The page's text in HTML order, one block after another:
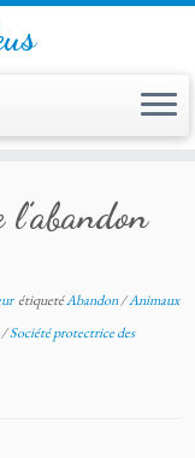
étiquetéAbandon/Animaux
/Société protectrice des